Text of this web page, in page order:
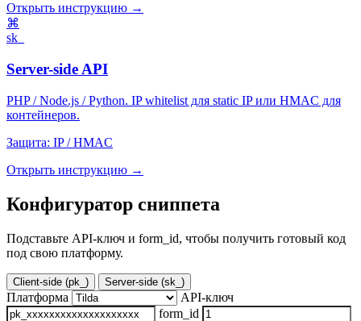
Открыть инструкцию →
⌘
sk_
Server-side API
PHP / Node.js / Python. IP whitelist для static IP или HMAC для
контейнеров.
Защита: IP / HMAC
Открыть инструкцию →
Конфигуратор сниппета
Подставьте API-ключ и form_id, чтобы получить готовый код
под свою платформу.
Client-side (pk_) Server-side (sk_)
Платформа
API-ключ
form_id